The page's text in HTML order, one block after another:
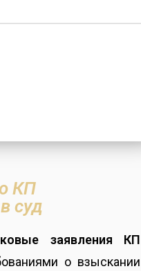
КП
суд
заявления КП
о взыскании